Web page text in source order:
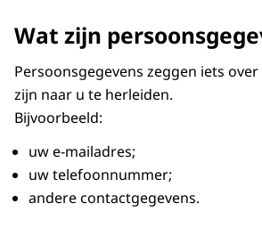
Wat zijn
Persoonsgegevens zeggen iets
zijn naar u te herleiden.
Bijvoorbeeld:
uw e-mailadres;
uw telefoonnummer;
andere contactgegevens.